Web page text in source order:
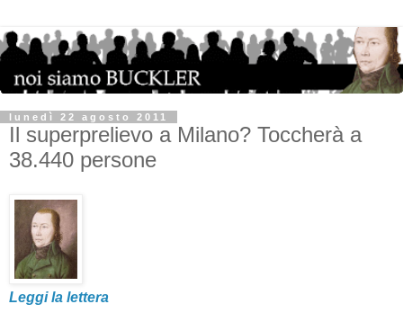
lunedì 22 agosto 2011
Il superprelievo a Milano? Toccherà a
38.440 persone
Leggi la lettera